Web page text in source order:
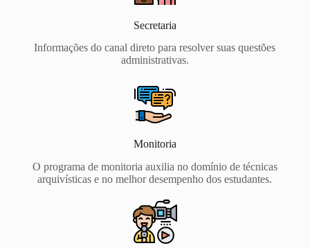
Secretaria
Informações do canal direto para resolver suas questões
administrativas.
Monitoria
O programa de monitoria auxilia no domínio de técnicas
arquivísticas e no melhor desempenho dos estudantes.